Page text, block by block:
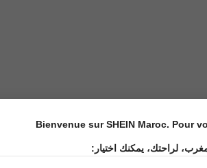
Bienvenue sur SHEIN Maroc. Pour
لراحتك، يمكنك اختيار: